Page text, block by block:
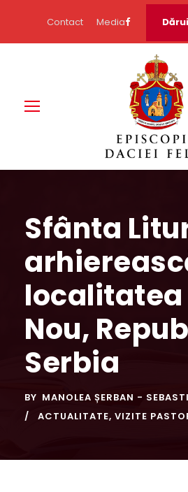
Contact Media
Sfânta
localitatea
Nou,
Serbia
BY MANOLEA ȘERBAN -
ACTUALITATE, VIZITE